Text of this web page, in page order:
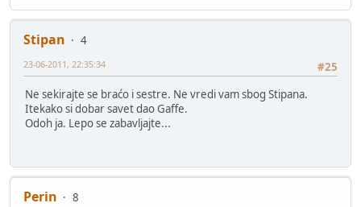
Stipan
4
#25
23-06-2011, 22:35:34
Ne sekirajte se braćo i sestre. Ne vredi vam sbog Stipana.
Itekako si dobar savet dao Gaffe.
Odoh ja. Lepo se zabavljajte...
Perin
8